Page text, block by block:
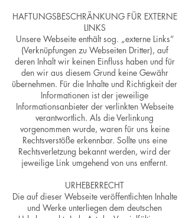
HAFTUNGSBESCHRÄNKUNG FÜR EXTERNE
LINKS
Unsere Webseite enthält sog. „externe Links“
(Verknüpfungen zu Webseiten Dritter), auf
deren Inhalt wir keinen Einfluss haben und für
den wir aus diesem Grund keine Gewähr
übernehmen. Für die Inhalte und Richtigkeit der
Informationen ist der jeweilige
Informationsanbieter der verlinkten Webseite
verantwortlich. Als die Verlinkung
vorgenommen wurde, waren für uns keine
Rechtsverstöße erkennbar. Sollte uns eine
Rechtsverletzung bekannt werden, wird der
jeweilige Link umgehend von uns entfernt.
URHEBERRECHT
Die auf dieser Webseite veröffentlichten Inhalte
und Werke unterliegen dem deutschen